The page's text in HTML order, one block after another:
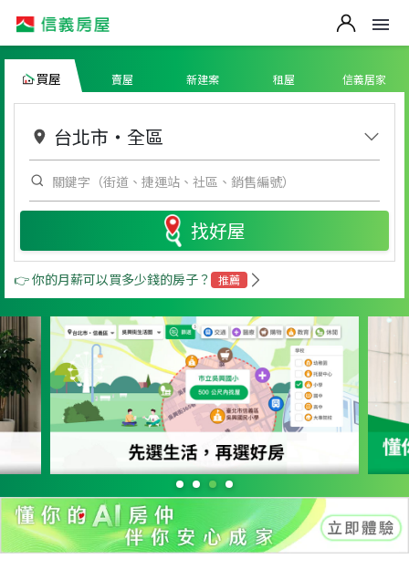
買屋 賣屋 新建案 租屋 信義居家
台北市 ・ 全區
找好屋
👉 你的月薪可以買多少錢的房子？ 推薦